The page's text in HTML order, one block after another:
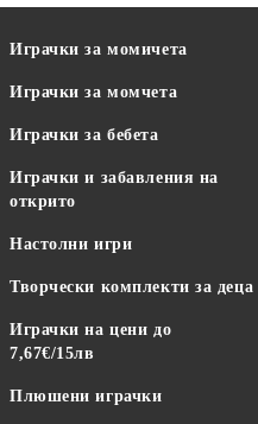
Играчки за момичета
Играчки за момчета
Играчки за бебета
Играчки и забавления на
открито
Настолни игри
Творчески комплекти за деца
Играчки на цени до
7,67€/15лв
Плюшени играчки